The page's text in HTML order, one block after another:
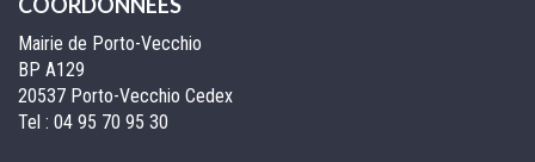
Mairie de Porto-Vecchio
BP A129
20537 Porto-Vecchio Cedex
Tel : 04 95 70 95 30